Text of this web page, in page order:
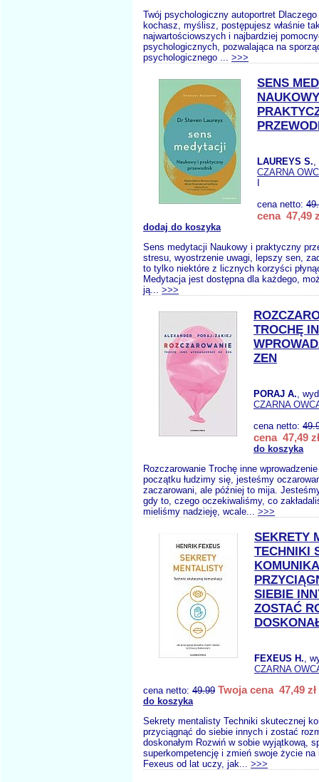
Twój psychologiczny autoportret
kochasz, myślisz, postępujesz właśnie
najwartościowszych i najbardziej
psychologicznych, pozwalająca na
psychologicznego ... >>>
SENS
LAUREYS S.,
CZARNA
cena netto:
cena 47,49
dodaj do koszyka
Sens medytacji Naukowy i praktyczny
stresu, wyostrzenie uwagi, lepszy sen,
to tylko niektóre z licznych korzyści
Medytacja jest dostępna dla każdego,
ją... >>>
TROCHĘ
ZEN
PORAJ A.,
CZARNA
cena netto:
cena 47,49 zł
do koszyka
Rozczarowanie Trochę inne
początku łudzimy się, jesteśmy
zaczarowani, ale później to mija.
gdy to, czego oczekiwaliśmy, co
mieliśmy nadzieję, wcale... >>>
SEKRETY
TECHNIKI
SIEBIE
ZOSTAĆ
FEXEUS H.,
CZARNA
cena netto: 49.99 Twoja cena 47,49 zł
do koszyka
Sekrety mentalisty Techniki skutecznej
przyciągnąć do siebie innych i zostać
doskonałym Rozwiń w sobie wyjątkową,
superkompetencję i zmień swoje życie na
Fexeus od lat uczy, jak... >>>